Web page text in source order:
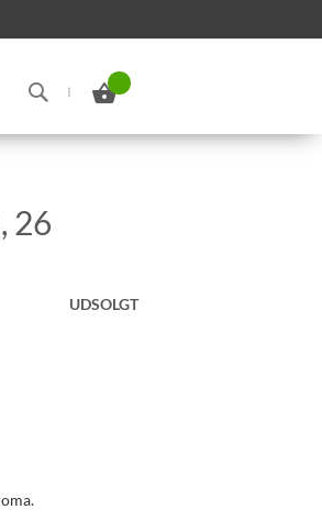
Min indkøbskurv
Search
26
UDSOLGT